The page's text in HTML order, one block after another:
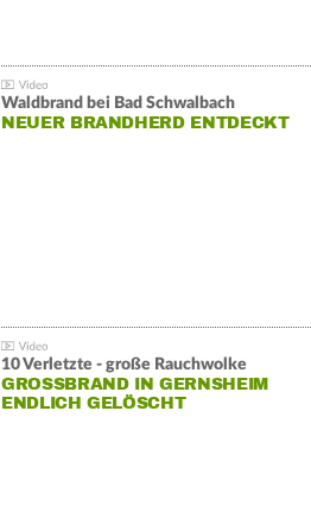
Waldbrand bei Bad Schwalbach
NEUER BRANDHERD ENTDECKT
10 Verletzte - große Rauchwolke
GROSSBRAND IN GERNSHEIM E
NDLICH GELÖSCHT